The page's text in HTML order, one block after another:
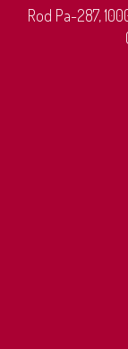
Rod Pa-287,